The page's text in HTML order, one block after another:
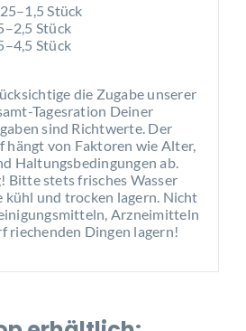
Stück
Stück
Stück
die Zugabe unserer
Tagesration Deiner
sind Richtwerte. Der
hängt von Faktoren wie Alter,
Haltungsbedingungen ab.
Bitte stets frisches Wasser
und trocken lagern. Nicht
Arzneimitteln
riechenden Dingen lagern!